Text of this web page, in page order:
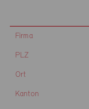
Firma
PLZ
Ort
Kanton